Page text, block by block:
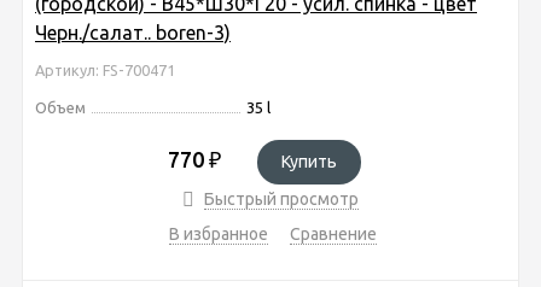
Черн./салат.. boren-3)
Артикул: FS-700471
Объем 35 l
770 ₽
Купить
Быстрый просмотр
В избранное
Сравнение